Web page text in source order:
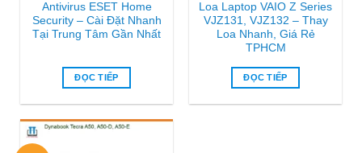
Antivirus ESET Home
Security – Cài Đặt Nhanh
Tại Trung Tâm Gần Nhất
ĐỌC TIẾP
Loa Laptop VAIO Z Series
VJZ131, VJZ132 – Thay
Loa Nhanh, Giá Rẻ
TPHCM
ĐỌC TIẾP